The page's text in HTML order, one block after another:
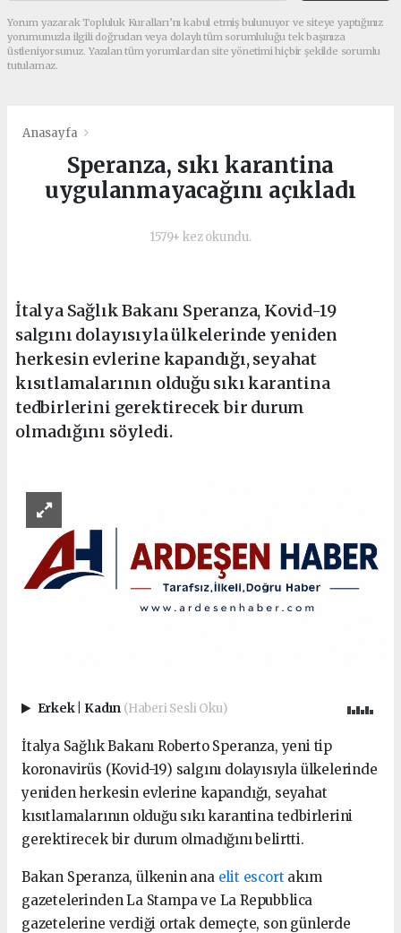
Yorum yazarak Topluluk Kuralları’nı kabul etmiş bulunuyor ve siteye yaptığınız
yorumunuzla ilgili doğrudan veya dolaylı tüm sorumluluğu tek başınıza
üstleniyorsunuz. Yazılan tüm yorumlardan site yönetimi hiçbir şekilde sorumlu
tutulamaz.
Anasayfa
Speranza, sıkı karantina
uygulanmayacağını açıkladı
1579+ kez okundu.
İtalya Sağlık Bakanı Speranza, Kovid-19
salgını dolayısıyla ülkelerinde yeniden
herkesin evlerine kapandığı, seyahat
kısıtlamalarının olduğu sıkı karantina
tedbirlerini gerektirecek bir durum
olmadığını söyledi.
Erkek Kadın (Haberi Sesli Oku)
İtalya Sağlık Bakanı Roberto Speranza, yeni tip
koronavirüs (Kovid-19) salgını dolayısıyla ülkelerinde
yeniden herkesin evlerine kapandığı, seyahat
kısıtlamalarının olduğu sıkı karantina tedbirlerini
gerektirecek bir durum olmadığını belirtti.
Bakan Speranza, ülkenin ana elit escort akım
gazetelerinden La Stampa ve La Repubblica
gazetelerine verdiği ortak demeçte, son günlerde